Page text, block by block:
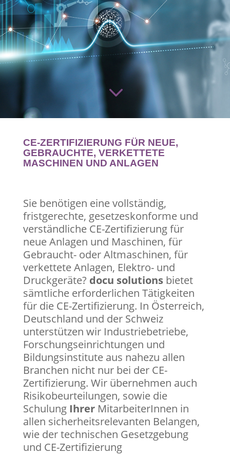
3
CE-ZERTIFIZIERUNG FÜR NEUE,
GEBRAUCHTE, VERKETTETE
MASCHINEN UND ANLAGEN
Sie benötigen eine vollständig,
fristgerechte, gesetzeskonforme und
verständliche CE-Zertifizierung für
neue Anlagen und Maschinen, für
Gebraucht- oder Altmaschinen, für
verkettete Anlagen, Elektro- und
Druckgeräte? docu solutionsbietet
sämtliche erforderlichen Tätigkeiten
für die CE-Zertifizierung. In Österreich,
Deutschland und der Schweiz
unterstützen wir Industriebetriebe,
Forschungseinrichtungen und
Bildungsinstitute aus nahezu allen
Branchen nicht nur bei der CE-
Zertifizierung. Wir übernehmen auch
Risikobeurteilungen, sowie die
Schulung IhrerMitarbeiterInnen in
allen sicherheitsrelevanten Belangen,
wie der technischen Gesetzgebung
und CE-Zertifizierung